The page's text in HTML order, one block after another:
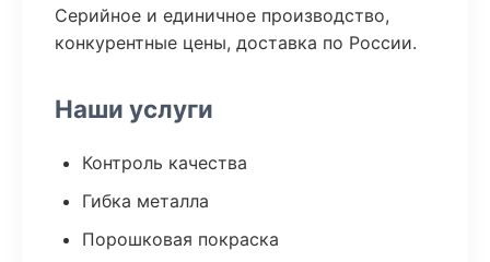
Серийное и единичное производство,
конкурентные цены, доставка по России.
Наши услуги
Контроль качества
Гибка металла
Порошковая покраска